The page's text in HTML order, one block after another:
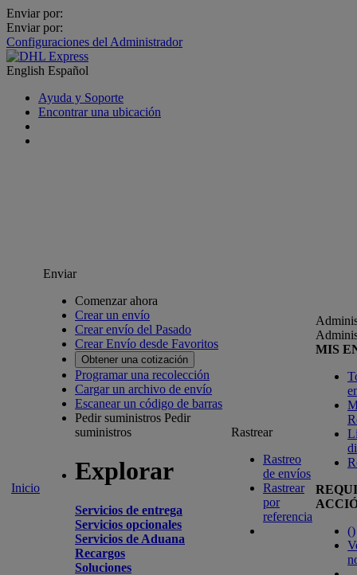
Enviar por:
Enviar por:
Configuraciones del Administrador
English Español
Ayuda y Soporte
Encontrar una ubicación
Inicio
Enviar
Comenzar ahora
Crear un envío
Crear envío del Pasado
Crear Envío desde Favoritos
Obtener una cotización
Programar una recolección
Cargar un archivo de envío
Escanear un código de barras
Pedir suministros Pedir
suministros
Explorar
Servicios de entrega
Servicios opcionales
Servicios de Aduana
Recargos
Soluciones
Rastrear
Rastreo
de envíos
Rastrear
por
referencia
MIS
()